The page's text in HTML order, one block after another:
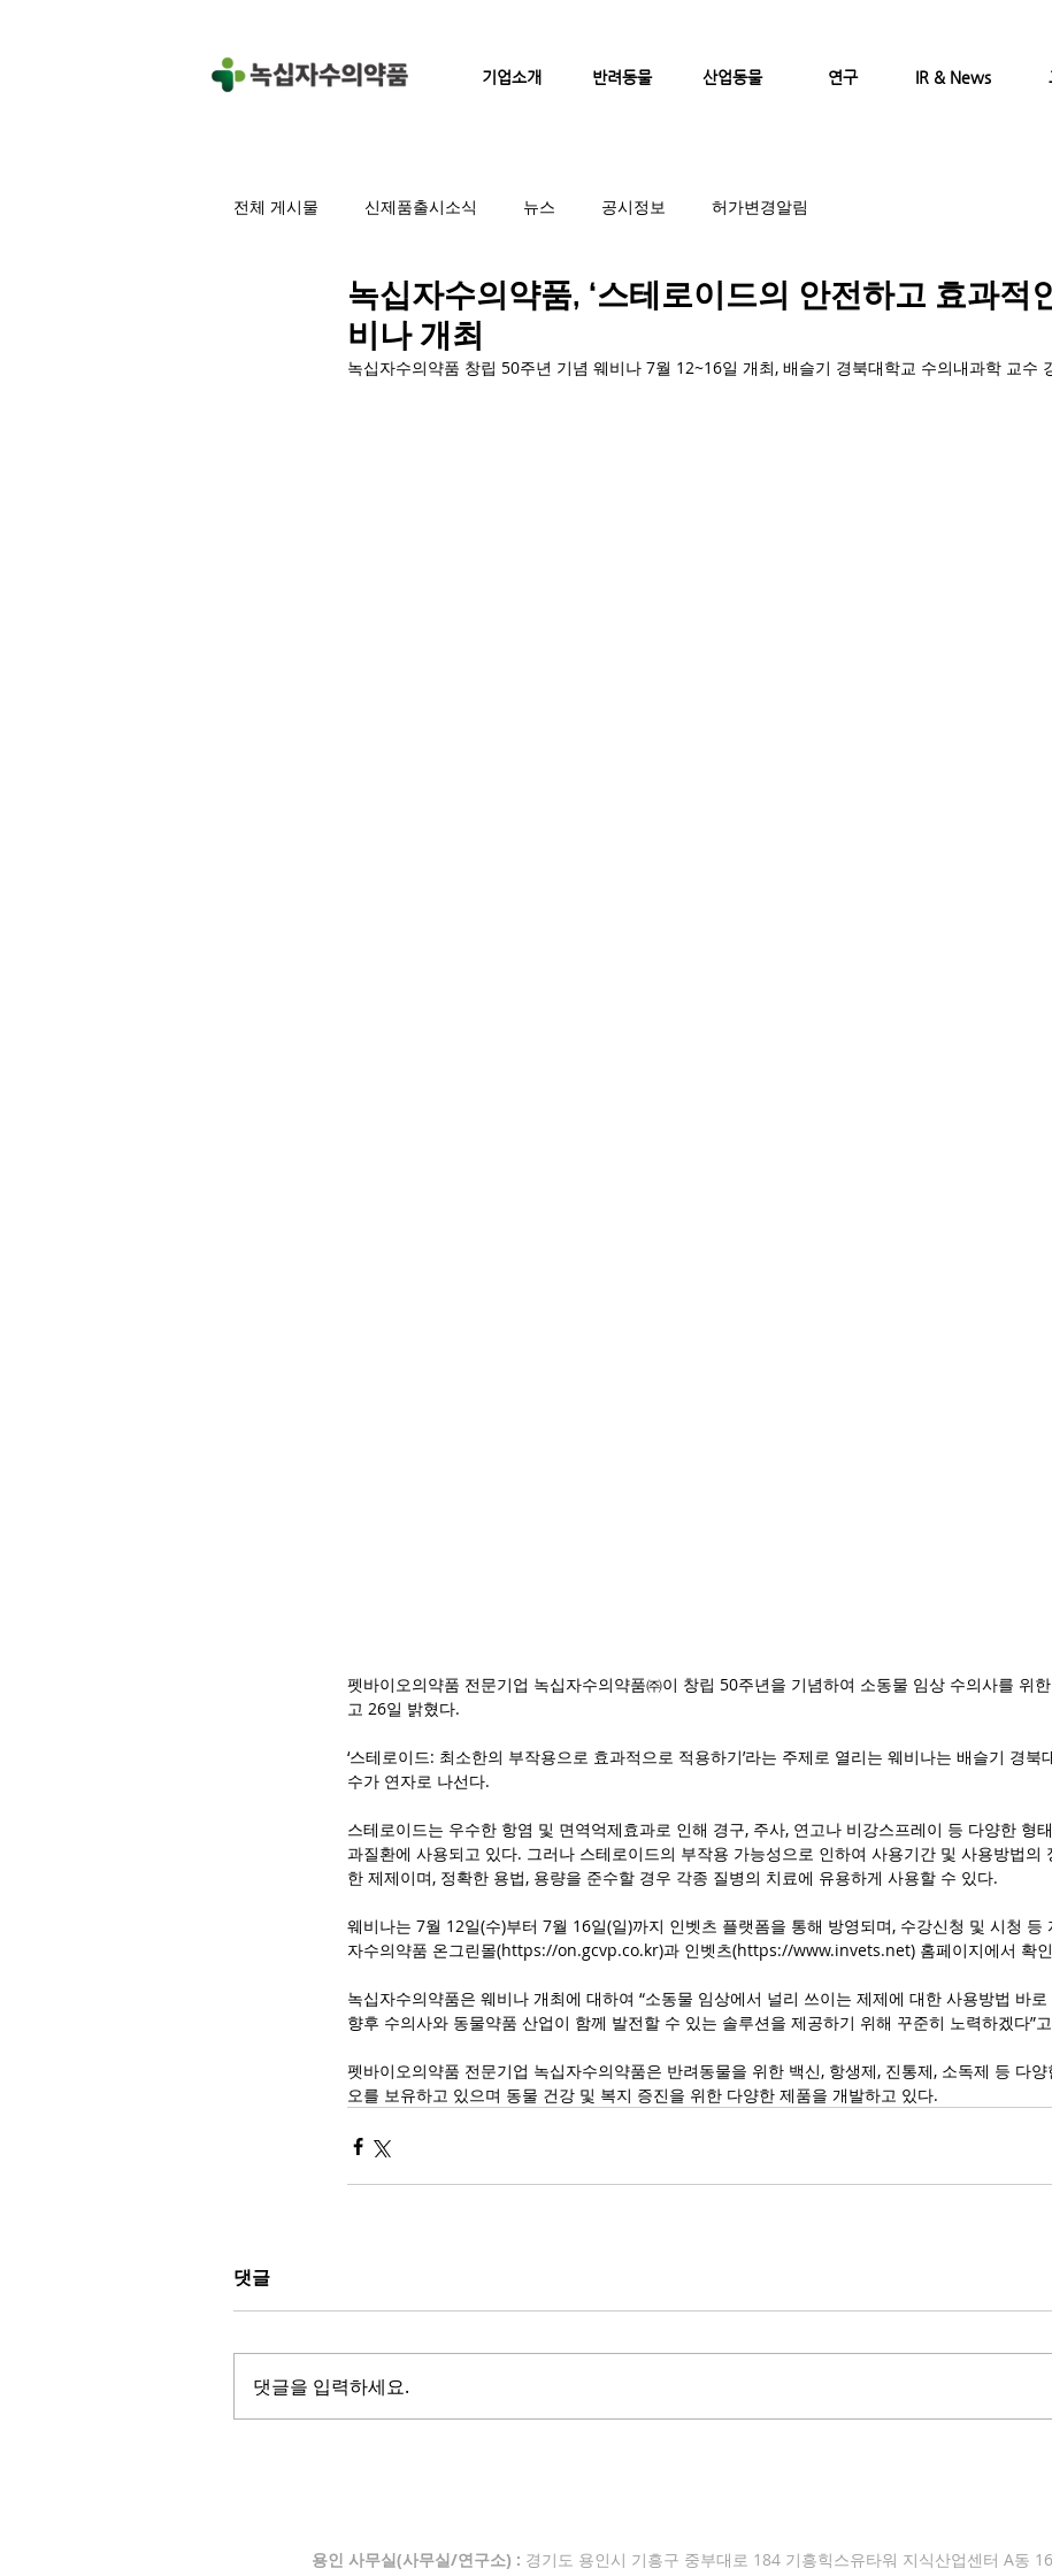
기업소개 반려동물 산업동물 연구 IR & News
전체 게시물 신제품출시소식 뉴스 공시정보 허가변경알림
녹십자수의약품, ‘스테로이드의 안전하고 효과적
비나 개최
녹십자수의약품 창립 50주년 기념 웨비나 7월 12~16일 개최, 배슬기 경북대학교 수의내과학 교수
펫바이오의약품 전문기업 녹십자수의약품㈜이 창립 50주년을 기념하여 소동물 임상 수의사를 위
고 26일 밝혔다.
‘스테로이드: 최소한의 부작용으로 효과적으로 적용하기’라는 주제로 열리는 웨비나는 배슬기 경북
수가 연자로 나선다.
스테로이드는 우수한 항염 및 면역억제효과로 인해 경구, 주사, 연고나 비강스프레이 등 다양한 형
과질환에 사용되고 있다. 그러나 스테로이드의 부작용 가능성으로 인하여 사용기간 및 사용방법의
한 제제이며, 정확한 용법, 용량을 준수할 경우 각종 질병의 치료에 유용하게 사용할 수 있다.
웨비나는 7월 12일(수)부터 7월 16일(일)까지 인벳츠 플랫폼을 통해 방영되며, 수강신청 및 시청 등
자수의약품 온그린몰(https://on.gcvp.co.kr)과 인벳츠(https://www.invets.net) 홈페이지에서 확
녹십자수의약품은 웨비나 개최에 대하여 “소동물 임상에서 널리 쓰이는 제제에 대한 사용방법 바
향후 수의사와 동물약품 산업이 함께 발전할 수 있는 솔루션을 제공하기 위해 꾸준히 노력하겠다”
펫바이오의약품 전문기업 녹십자수의약품은 반려동물을 위한 백신, 항생제, 진통제, 소독제 등 다
오를 보유하고 있으며 동물 건강 및 복지 증진을 위한 다양한 제품을 개발하고 있다.
댓글
댓글을 입력하세요.
용인 사무실(사무실/연구소) : 경기도 용인시 기흥구 중부대로 184 기흥힉스유타워 지식산업센터 A동